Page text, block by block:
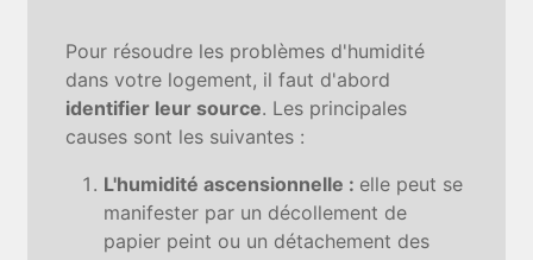
Pour résoudre les problèmes d'humidité
dans votre logement, il faut d'abord
identifier leur source. Les principales
causes sont les suivantes :
L'humidité ascensionnelle : elle peut se
manifester par un décollement de
papier peint ou un détachement des